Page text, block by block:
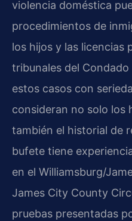
violencia doméstica
procedimientos de
los hijos y las licencias
tribunales del
estos casos con
consideran no solo los
también el historial de
bufete tiene
en el Williamsburg/
James City County
pruebas presentadas